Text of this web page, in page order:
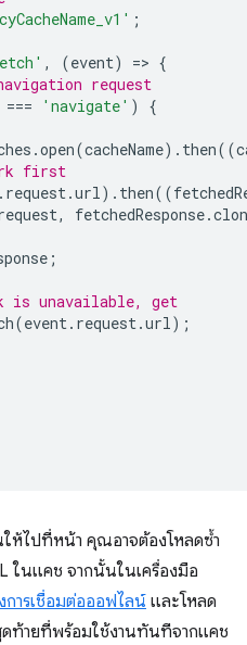
;
, (event) => {
request
=== 'navigate' )
{
.open(cacheName). then((
first
. request.url). then((
, fetchedResponse.
;
is unavailable, get
(event. request.url);
ห้ไปที่หน้า คุณอาจต้องโหลดซ้ำ
ในแคช จากนั้นในเครื่องมือ
การเชื่อมต่อออฟไลน์ และโหลด
ดท้ายที่พร้อมใช้งานทันทีจากแคช